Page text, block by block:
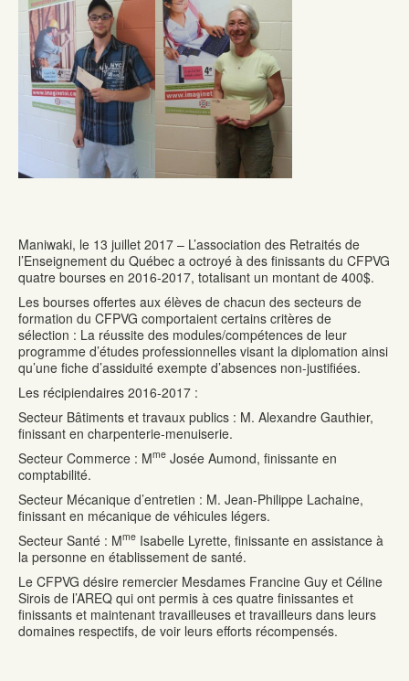
Maniwaki, le 13 juillet 2017 – L’association des Retraités de
l’Enseignement du Québec a octroyé à des finissants du CFPVG
quatre bourses en 2016-2017, totalisant un montant de 400$.
Les bourses offertes aux élèves de chacun des secteurs de
formation du CFPVG comportaient certains critères de
sélection : La réussite des modules/compétences de leur
programme d’études professionnelles visant la diplomation ainsi
qu’une fiche d’assiduité exempte d’absences non-justifiées.
Les récipiendaires 2016-2017 :
Secteur Bâtiments et travaux publics : M. Alexandre Gauthier,
finissant en charpenterie-menuiserie.
Secteur Commerce : Mme Josée Aumond, finissante en
comptabilité.
Secteur Mécanique d’entretien : M. Jean-Philippe Lachaine,
finissant en mécanique de véhicules légers.
Secteur Santé : Mme Isabelle Lyrette, finissante en assistance à
la personne en établissement de santé.
Le CFPVG désire remercier Mesdames Francine Guy et Céline
Sirois de l’AREQ qui ont permis à ces quatre finissantes et
finissants et maintenant travailleuses et travailleurs dans leurs
domaines respectifs, de voir leurs efforts récompensés.